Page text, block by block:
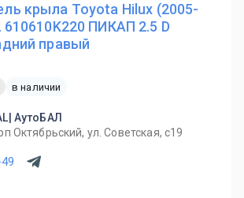
крыла Toyota Hilux (2005-
610610K220 ПИКАП 2.5 D
правый
в наличии
АутоБАЛ
Октябрьский, ул. Советская, с19